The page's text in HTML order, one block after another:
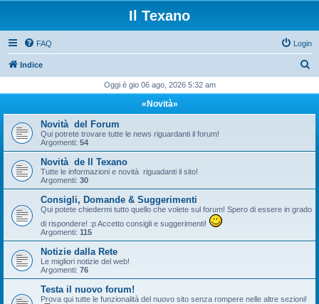
Il Texano
FAQ Login
Indice
c
Oggi è gio 06 ago, 2026 5:32 am
«Novità»
Novità del Forum
Qui potrete trovare tutte le news riguardanti il forum!
Argomenti: 54
Novità de Il Texano
Tutte le informazioni e novità riguadanti il sito!
Argomenti: 30
Consigli, Domande & Suggerimenti
Qui potete chiedermi tutto quello che volete sul forum! Spero di essere in grado
di rispondere! :p Accetto consigli e suggerimenti!
Argomenti: 115
Notizie dalla Rete
Le migliori notizie del web!
Argomenti: 76
Testa il nuovo forum!
Prova qui tutte le funzionalità del nuovo sito senza rompere nelle altre sezioni!